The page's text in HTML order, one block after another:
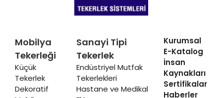
Mobilya
Tekerleği
Küçük
Tekerlek
Dekoratif
Sanayi Tipi
Tekerlek
Endüstriyel Mutfak
Tekerlekleri
Hastane ve Medikal
Kurumsal
E-Katalog
İnsan
Kaynakları
Sertifikalar
Haberler